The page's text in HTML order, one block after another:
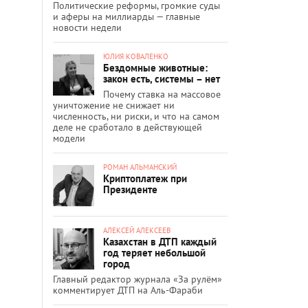
Политические реформы, громкие суды
и аферы на миллиарды — главные
новости недели
ЮЛИЯ КОВАЛЕНКО
Бездомные животные:
закон есть, системы – нет
Почему ставка на массовое
уничтожение не снижает ни
численность, ни риски, и что на самом
деле не сработало в действующей
модели
РОМАН АЛЬМАНСКИЙ
Криптоплатеж при
Президенте
АЛЕКСЕЙ АЛЕКСЕЕВ
Казахстан в ДТП каждый
год теряет небольшой
город
Главный редактор журнала «За рулём»
комментирует ДТП на Аль-Фараби